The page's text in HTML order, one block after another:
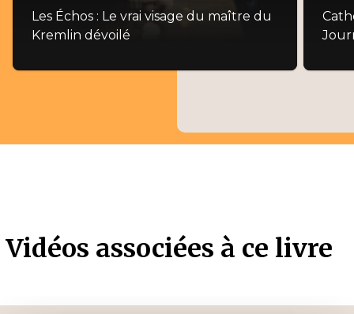
Les Échos : Le vrai visage du maître du
Kremlin dévoilé
Vidéos associées à ce livre